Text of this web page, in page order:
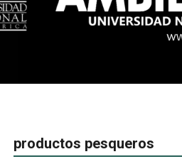
productos pesqueros